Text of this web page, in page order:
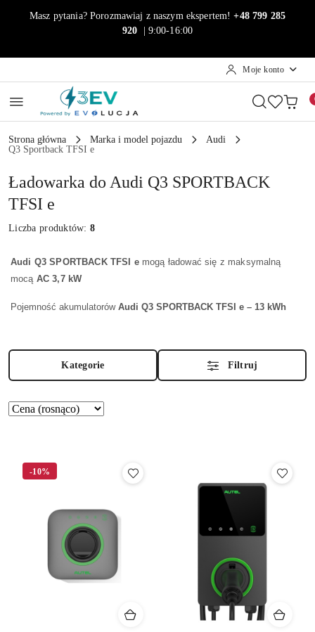
Przejdź do treści głównej
Przejdź do wyszukiwarki
Przejdź do moje konto
Przejdź do menu głównego
Przejdź do stopki
Masz pytania? Porozmawiaj z naszym ekspertem!+48 799 285
920
| 9:00-16:00
Moje konto
Strona główna Marka i model pojazdu
Audi
Q3 Sportback TFSI e
Ładowarka do Audi Q3 SPORTBACK
TFSI e
Liczba produktów:8
Audi Q3 SPORTBACK TFSI e mogą ładować się z maksymalną
mocą AC 3,7 kW
Pojemność akumulatorów Audi Q3 SPORTBACK TFSI e – 13 kWh
Kategorie Filtruj
Zastosowano
Sortuj
-10%